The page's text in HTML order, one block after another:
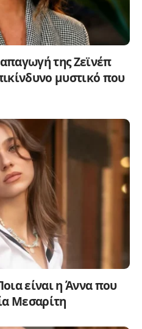
της Ζεϊνέπ
μυστικό που
είναι η Άννα που
Μεσαρίτη